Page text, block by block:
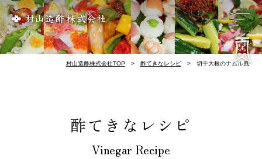
リンク集会社概要歴 史お酢づくり千鳥酢と南丹市料理屋様のレシピ酢てきなレシピ千鳥酢について
村山造酢株式会社TOP 酢てきなレシピ 切干大根のナムル風
酢てきなレシピ
Vinegar Recipe